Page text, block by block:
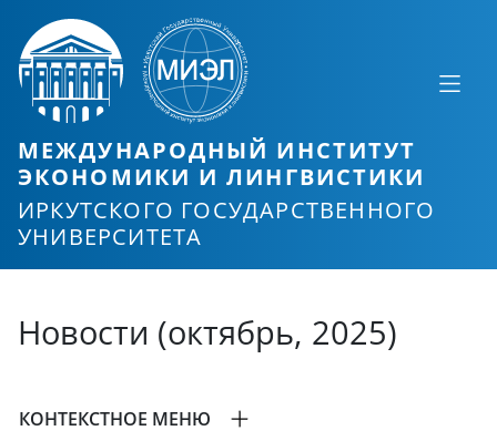
МЕЖДУНАРОДНЫЙ ИНСТИТУТ
ЭКОНОМИКИ И ЛИНГВИСТИКИ
ИРКУТСКОГО ГОСУДАРСТВЕННОГО
УНИВЕРСИТЕТА
Новости (октябрь, 2025)
КОНТЕКСТНОЕ МЕНЮ